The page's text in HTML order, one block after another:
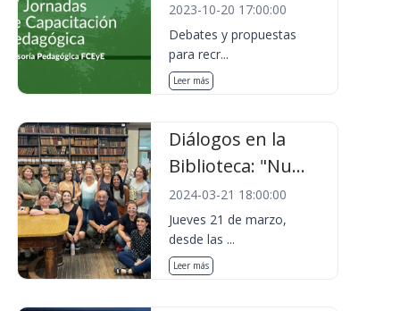
2023-10-20 17:00:00
Debates y propuestas
para recr...
Leer más
Diálogos en la
Biblioteca: "Nu...
2024-03-21 18:00:00
Jueves 21 de marzo,
desde las ...
Leer más